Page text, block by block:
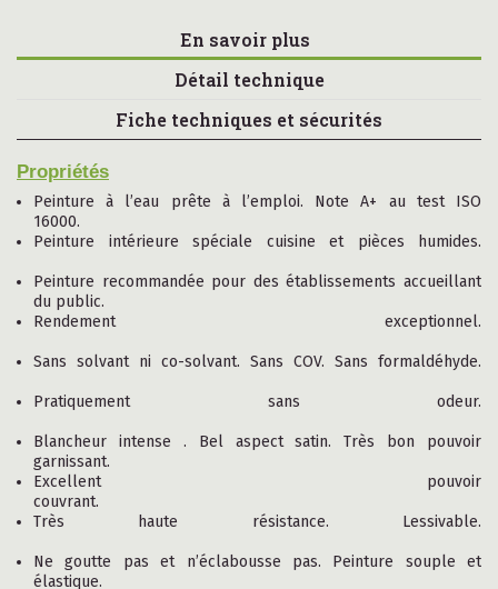
En savoir plus
Détail technique
Fiche techniques et sécurités
Propriétés
Peinture à l’eau prête à l’emploi. Note A+ au test ISO
16000.
Peinture intérieure spéciale cuisine et pièces humides.
Peinture recommandée pour des établissements accueillant
du public.
Rendement exceptionnel.
Sans solvant ni co-solvant. Sans COV. Sans formaldéhyde.
Pratiquement sans odeur.
Blancheur intense . Bel aspect satin. Très bon pouvoir
garnissant.
Excellent pouvoir
couvrant.
Très haute résistance. Lessivable.
Ne goutte pas et n’éclabousse pas. Peinture souple et
élastique.